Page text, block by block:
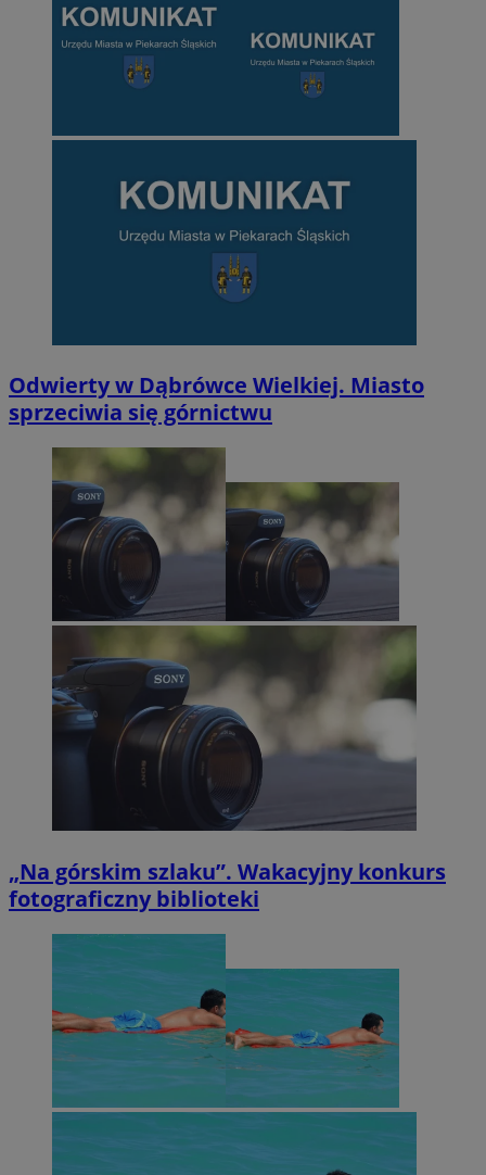
Odwierty w Dąbrówce Wielkiej. Miasto
sprzeciwia się górnictwu
„Na górskim szlaku”. Wakacyjny konkurs
fotograficzny biblioteki